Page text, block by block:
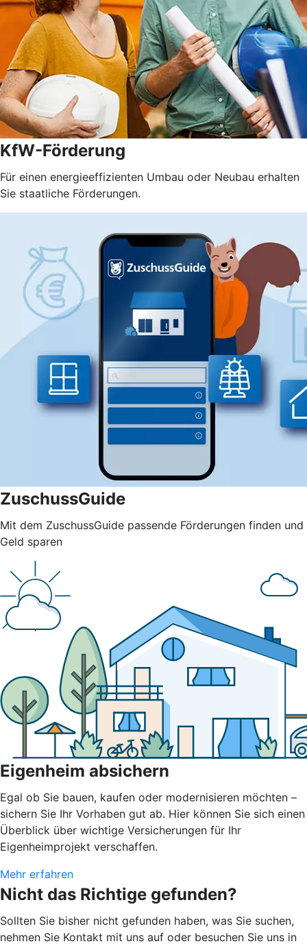
KfW-Förderung
Für einen energieeffizienten Umbau oder Neubau erhalten
Sie staatliche Förderungen.
ZuschussGuide
Mit dem ZuschussGuide passende Förderungen finden und
Geld sparen
Eigenheim absichern
Egal ob Sie bauen, kaufen oder modernisieren möchten –
sichern Sie Ihr Vorhaben gut ab. Hier können Sie sich einen
Überblick über wichtige Versicherungen für Ihr
Eigenheimprojekt verschaffen.
Mehr erfahren
Nicht das Richtige gefunden?
Sollten Sie bisher nicht gefunden haben, was Sie suchen,
nehmen Sie Kontakt mit uns auf oder besuchen Sie uns in